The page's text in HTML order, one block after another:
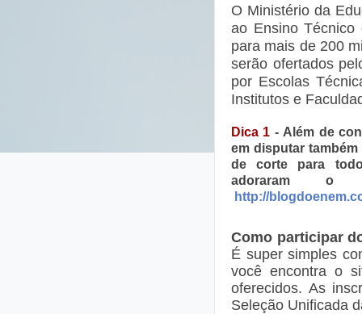
O Ministério da
ao Ensino Técnico
para mais de 200
serão ofertados
por Escolas
Institutos e
Dica 1 - Além de
em disputar
de corte para
adoraram o
http://
Como participar
É super simples
você encontra o
oferecidos. As
Seleção Unificada